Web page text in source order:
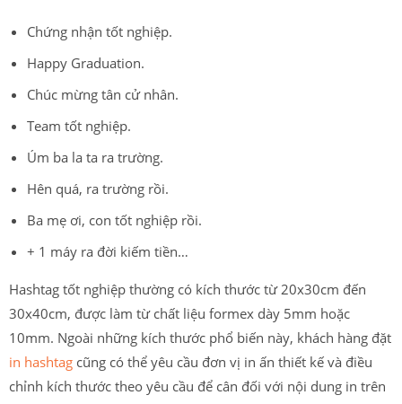
Chứng nhận tốt nghiệp.
Happy Graduation.
Chúc mừng tân cử nhân.
Team tốt nghiệp.
Úm ba la ta ra trường.
Hên quá, ra trường rồi.
Ba mẹ ơi, con tốt nghiệp rồi.
+ 1 máy ra đời kiếm tiền…
Hashtag tốt nghiệp thường có kích thước từ 20x30cm đến
30x40cm, được làm từ chất liệu formex dày 5mm hoặc
10mm. Ngoài những kích thước phổ biến này, khách hàng đặt
in hashtag cũng có thể yêu cầu đơn vị in ấn thiết kế và điều
chỉnh kích thước theo yêu cầu để cân đối với nội dung in trên